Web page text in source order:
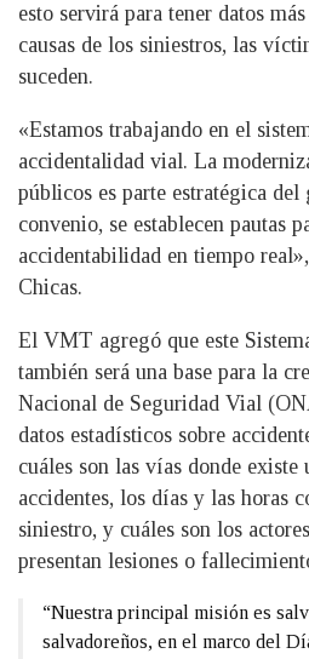
esto servirá para tener datos
causas de los siniestros, las
suceden.
«Estamos trabajando en el
accidentalidad vial. La
públicos es parte estratégica del
convenio, se establecen pautas
accidentabilidad en tiempo
Chicas.
El VMT agregó que este
también será una base para la
Nacional de Seguridad Vial
datos estadísticos sobre
cuáles son las vías donde existe
accidentes, los días y las horas
siniestro, y cuáles son los
presentan lesiones o
“Nuestra principal misión es
salvadoreños, en el marco del